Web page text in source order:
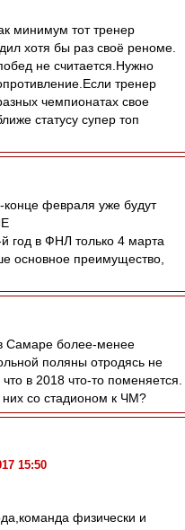
минимум тот тренер
хотя бы раз своё реноме.
не считается.Нужно
тренер
чемпионатах свое
статусу супер топ
конце февраля уже будут
год в ФНЛ только 4 марта
основное преимущество,
Самаре более-менее
поляны отродясь не
в 2018 что-то поменяется.
них со стадионом к ЧМ?
15:50
физически и